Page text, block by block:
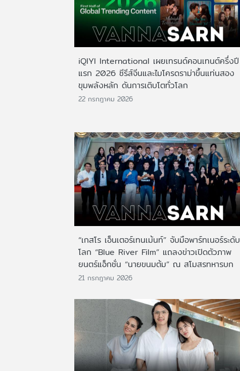
iQIYI International เผยเทรนด์คอนเทนต์ครึ่งปี
แรก 2026 ซีรีส์จีนและไมโครดราม่าขึ้นแท่นสอง
ขุมพลังหลัก ดันการเติบโตทั่วโลก
22 กรกฎาคม 2026
“เกสโร เอ็นเตอร์เทนเม้นท์” จับมือพาร์ทเนอร์ระดับ
โลก “Blue River Film” แถลงข่าวเปิดตัวภาพ
ยนตร์แอ็กชั่น “นายขนมต้ม” ณ สโมสรทหารบก
21 กรกฎาคม 2026